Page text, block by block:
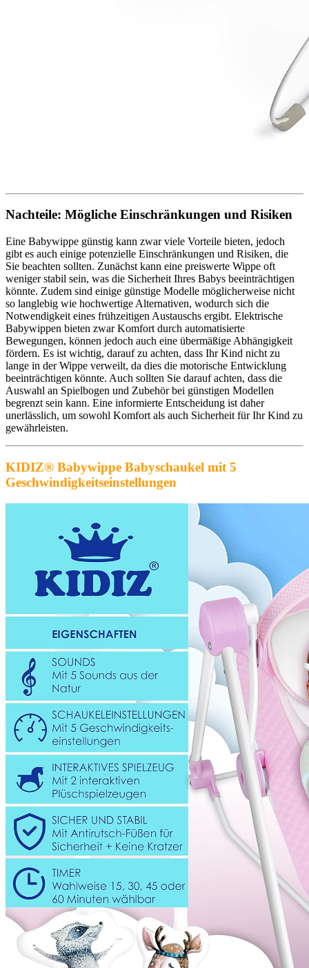
Nachteile: Mögliche Einschränkungen und Risiken
Eine Babywippe günstig kann zwar viele Vorteile bieten, jedoch
gibt es auch einige potenzielle Einschränkungen und Risiken, die
Sie beachten sollten. Zunächst kann eine preiswerte Wippe oft
weniger stabil sein, was die Sicherheit Ihres Babys beeinträchtigen
könnte. Zudem sind einige günstige Modelle möglicherweise nicht
so langlebig wie hochwertige Alternativen, wodurch sich die
Notwendigkeit eines frühzeitigen Austauschs ergibt. Elektrische
Babywippen bieten zwar Komfort durch automatisierte
Bewegungen, können jedoch auch eine übermäßige Abhängigkeit
fördern. Es ist wichtig, darauf zu achten, dass Ihr Kind nicht zu
lange in der Wippe verweilt, da dies die motorische Entwicklung
beeinträchtigen könnte. Auch sollten Sie darauf achten, dass die
Auswahl an Spielbogen und Zubehör bei günstigen Modellen
begrenzt sein kann. Eine informierte Entscheidung ist daher
unerlässlich, um sowohl Komfort als auch Sicherheit für Ihr Kind zu
gewährleisten.
KIDIZ® Babywippe Babyschaukel mit 5
Geschwindigkeitseinstellungen